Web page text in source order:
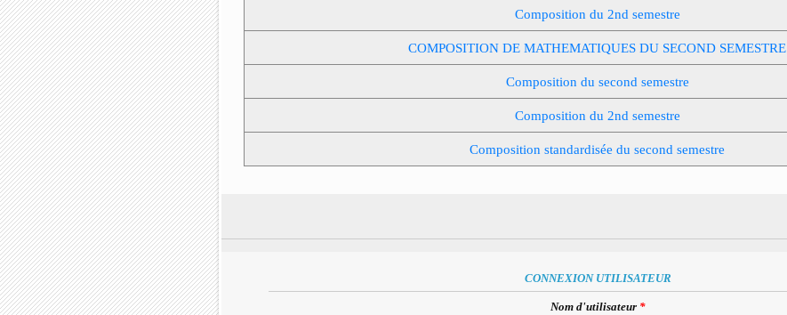
Composition du 2nd semestre
COMPOSITION DE MATHEMATIQUES DU SECOND SEMESTRE
Composition du second semestre
Composition du 2nd semestre
Composition standardisée du second semestre
CONNEXION UTILISATEUR
Nom d'utilisateur *